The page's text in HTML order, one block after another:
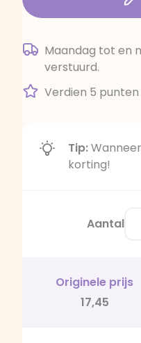
Maandag tot en
verstuurd.
Verdien 5
Tip:
korting!
Aantal
Originele prijs
17,45